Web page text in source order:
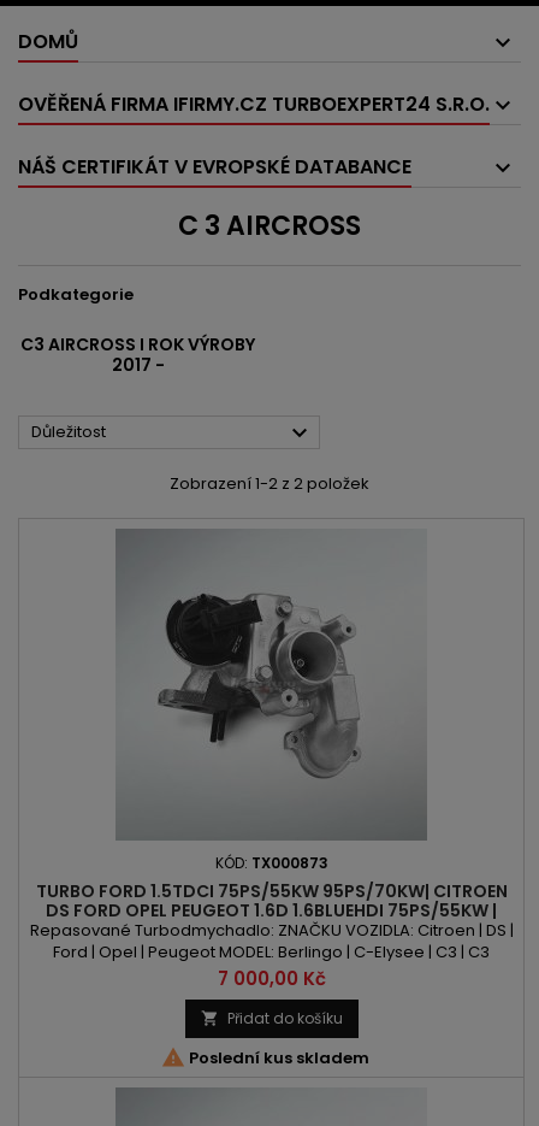
DOMŮ
OVĚŘENÁ FIRMA IFIRMY.CZ TURBOEXPERT24 S.R.O.
NÁŠ CERTIFIKÁT V EVROPSKÉ DATABANCE
C 3 AIRCROSS
Podkategorie
C3 AIRCROSS I ROK VÝROBY
2017 -
Důležitost 
Zobrazení 1-2 z 2 položek
KÓD: TX000873
TURBO FORD 1.5TDCI 75PS/55KW 95PS/70KW| CITROEN
DS FORD OPEL PEUGEOT 1.6D 1.6BLUEHDI 75PS/55KW |
99PS/73KW | 100PS/73KW
Repasované Turbodmychadlo: ZNAČKU VOZIDLA: Citroen | DS |
Ford | Opel | Peugeot MODEL: Berlingo | C-Elysee | C3 | C3
Aircross | C3 Picasso | C4 | C4 Cactus | C4 Picasso | C4 Grand
Picasso | C4 Spacetourer | C4 Grand Spacetourer | Jumpy |
Spacetourer | DS3 | DS4 | B-Max | Fiesta | KA+ | Combo |
Crossland | Crossland X | 208 | 2008 | 301 | 308 | 3008 | 5008...
Cena
7 000,00 Kč
 Přidat do košíku
 Poslední kus skladem